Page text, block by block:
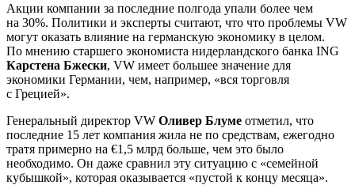
Акции компании за последние полгода упали более чем
на 30%. Политики и эксперты считают, что что проблемы VW
могут оказать влияние на германскую экономику в целом.
По мнению старшего экономиста нидерландского банка ING
Карстена Бжески, VW имеет большее значение для
экономики Германии, чем, например, «вся торговля
с Грецией».
Генеральный директор VW Оливер Блуме отметил, что
последние 15 лет компания жила не по средствам, ежегодно
тратя примерно на €1,5 млрд больше, чем это было
необходимо. Он даже сравнил эту ситуацию с «семейной
кубышкой», которая оказывается «пустой к концу месяца».